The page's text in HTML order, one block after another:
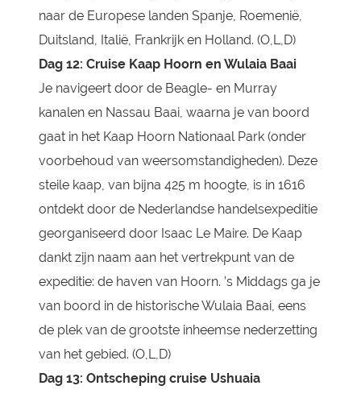
naar de Europese landen Spanje, Roemenië,
Duitsland, Italië, Frankrijk en Holland. (O,L,D)
Dag 12: Cruise Kaap Hoorn en Wulaia Baai
Je navigeert door de Beagle- en Murray
kanalen en Nassau Baai, waarna je van boord
gaat in het Kaap Hoorn Nationaal Park (onder
voorbehoud van weersomstandigheden). Deze
steile kaap, van bijna 425 m hoogte, is in 1616
ontdekt door de Nederlandse handelsexpeditie
georganiseerd door Isaac Le Maire. De Kaap
dankt zijn naam aan het vertrekpunt van de
expeditie: de haven van Hoorn. ’s Middags ga je
van boord in de historische Wulaia Baai, eens
de plek van de grootste inheemse nederzetting
van het gebied. (O,L,D)
Dag 13: Ontscheping cruise Ushuaia